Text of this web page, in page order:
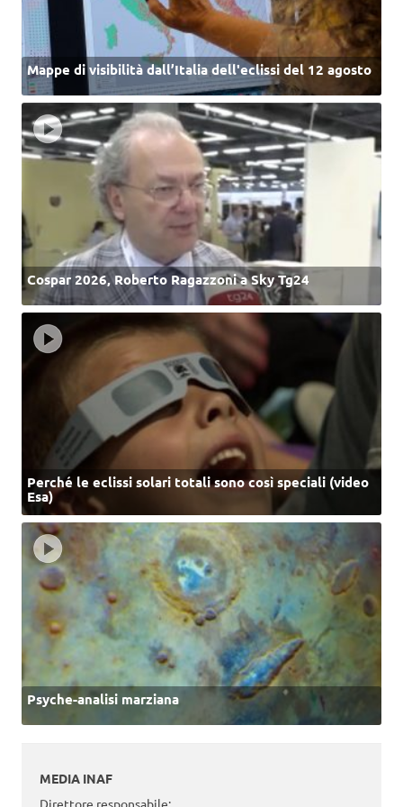
Mappe di visibilità dall’Italia dell'eclissi del 12 agosto
Cospar 2026, Roberto Ragazzoni a Sky Tg24
Perché le eclissi solari totali sono così speciali (video
Esa)
Psyche-analisi marziana
MEDIA INAF
Direttore responsabile: